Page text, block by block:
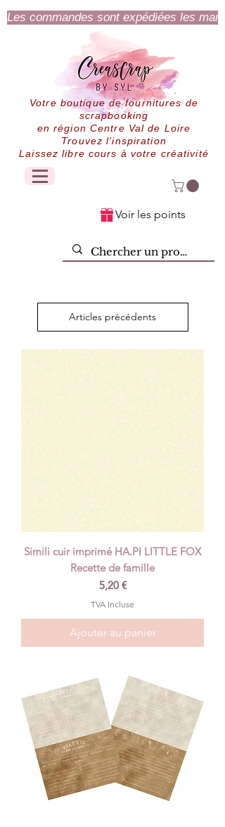
Les commandes sont expédiées les
Votre boutique de fournitures de
scrapbooking
en région Centre Val de Loire
Trouvez l'inspiration
Laissez libre cours à votre créativité
Voir les points
Articles précédents
Simili cuir imprimé HA.PI LITTLE FOX
Recette de famille
Prix
5,20 €
TVA Incluse
Ajouter au panier